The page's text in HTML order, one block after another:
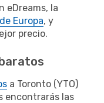
eDreams, la
Europa, y
precio.
a Toronto (YTO)
encontrarás las